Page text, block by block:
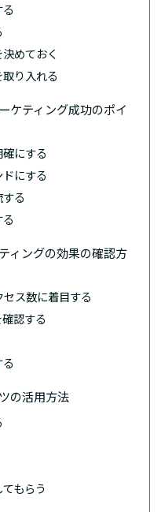
めておく
取り入れる
ケティング成功のポイ
確にする
ドにする
る
ィングの効果の確認方
セス数に着目する
認する
の活用方法
もらう